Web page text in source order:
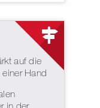
auf die
Hand
in der